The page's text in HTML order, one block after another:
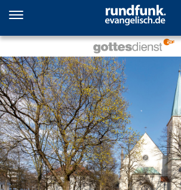
zum
Inhalt
unperfekt und heilig